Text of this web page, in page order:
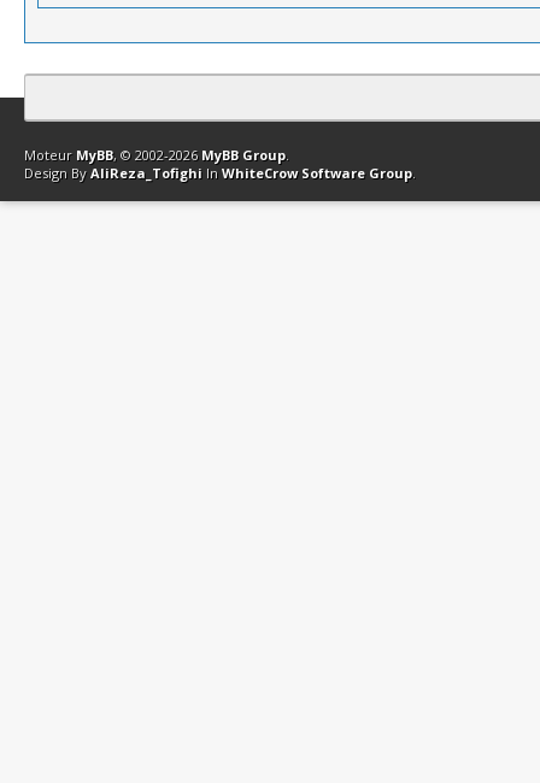
Contact Club Affiliation Retourner en haut Version bas-débit
Moteur MyBB, © 2002-2026 MyBB Group.
Design By AliReza_Tofighi In WhiteCrow Software Group.